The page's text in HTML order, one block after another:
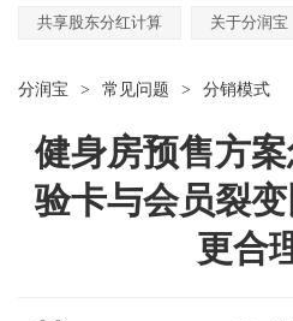
共享股东分红计算 关于分润宝
分润宝 > 常见问题 > 分销模式
健身房预售方
验卡与会员裂
更合